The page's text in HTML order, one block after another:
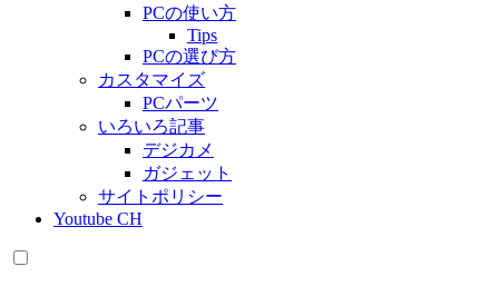
PCの使い方
Tips
PCの選び方
カスタマイズ
PCパーツ
いろいろ記事
デジカメ
ガジェット
サイトポリシー
Youtube CH